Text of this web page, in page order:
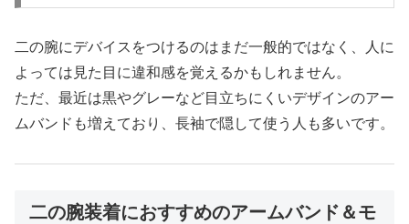
二の腕にデバイスをつけるのはまだ一般的ではなく、人に
よっては見た目に違和感を覚えるかもしれません。
ただ、最近は黒やグレーなど目立ちにくいデザインのアー
ムバンドも増えており、長袖で隠して使う人も多いです。
二の腕装着におすすめのアームバンド＆モ